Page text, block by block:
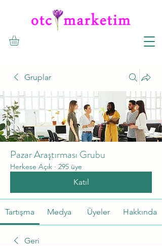
Gruplar
Pazar Araştırması Grubu
Herkese Açık · 295 üye
Katıl
Tartışma Medya Üyeler Hakkında
Geri